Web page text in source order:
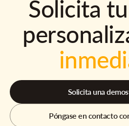
Solicita
Solicita una
Póngase en contacto